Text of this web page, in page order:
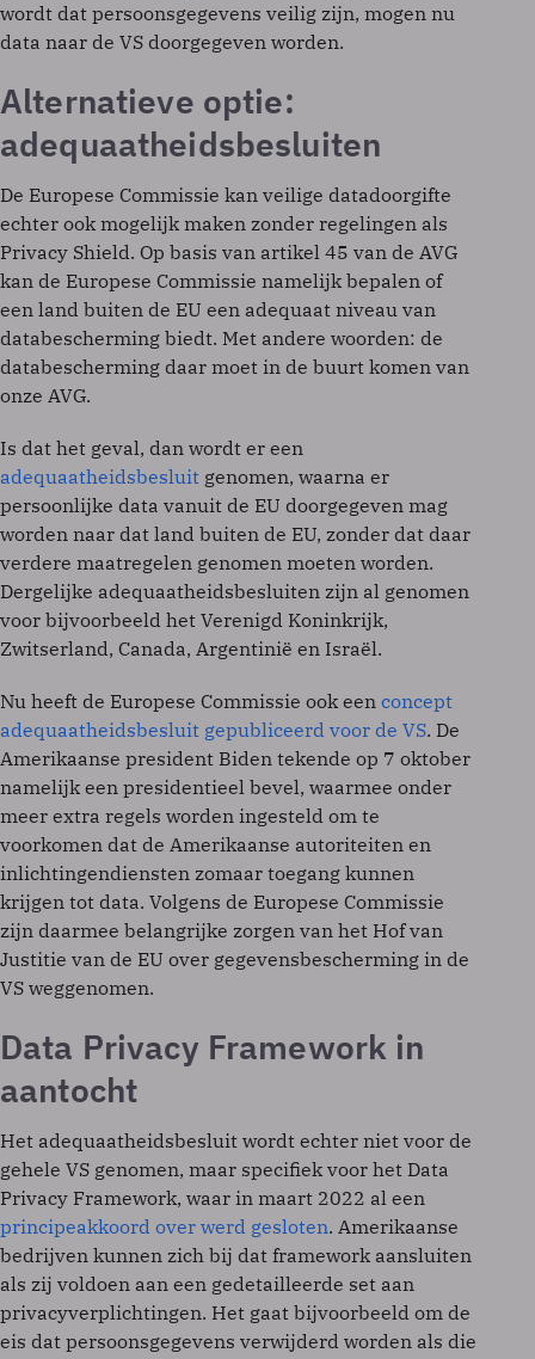
wordt dat persoonsgegevens veilig zijn, mogen nu
data naar de VS doorgegeven worden.
Alternatieve optie:
adequaatheidsbesluiten
De Europese Commissie kan veilige datadoorgifte
echter ook mogelijk maken zonder regelingen als
Privacy Shield. Op basis van artikel 45 van de AVG
kan de Europese Commissie namelijk bepalen of
een land buiten de EU een adequaat niveau van
databescherming biedt. Met andere woorden: de
databescherming daar moet in de buurt komen van
onze AVG.
Is dat het geval, dan wordt er een
adequaatheidsbesluit genomen, waarna er
persoonlijke data vanuit de EU doorgegeven mag
worden naar dat land buiten de EU, zonder dat daar
verdere maatregelen genomen moeten worden.
Dergelijke adequaatheidsbesluiten zijn al genomen
voor bijvoorbeeld het Verenigd Koninkrijk,
Zwitserland, Canada, Argentinië en Israël.
Nu heeft de Europese Commissie ook een concept
adequaatheidsbesluit gepubliceerd voor de VS. De
Amerikaanse president Biden tekende op 7 oktober
namelijk een presidentieel bevel, waarmee onder
meer extra regels worden ingesteld om te
voorkomen dat de Amerikaanse autoriteiten en
inlichtingendiensten zomaar toegang kunnen
krijgen tot data. Volgens de Europese Commissie
zijn daarmee belangrijke zorgen van het Hof van
Justitie van de EU over gegevensbescherming in de
VS weggenomen.
Data Privacy Framework in
aantocht
Het adequaatheidsbesluit wordt echter niet voor de
gehele VS genomen, maar specifiek voor het Data
Privacy Framework, waar in maart 2022 al een
principeakkoord over werd gesloten. Amerikaanse
bedrijven kunnen zich bij dat framework aansluiten
als zij voldoen aan een gedetailleerde set aan
privacyverplichtingen. Het gaat bijvoorbeeld om de
eis dat persoonsgegevens verwijderd worden als die